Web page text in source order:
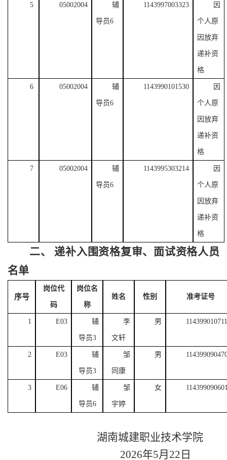
5 05002004 辅
导员6
1143997003323 因
个人原
因放弃
递补资
格
6 05002004 辅
导员6
1143990101530 因
个人原
因放弃
递补资
格
7 05002004 辅
导员6
1143995303214 因
个人原
因放弃
递补资
格
二、
递补入围资格复审、面试资格人员
名单
序号
岗位代
码
岗位名
称
姓名 性别 准考证号
1 E03 辅
导员3
李
文轩
男
2 E03 辅
导员3
邹
同康
男
3 E06 辅
导员6
邹
宇婷
女
湖南城建职业技术学院
2026年5月 22 日